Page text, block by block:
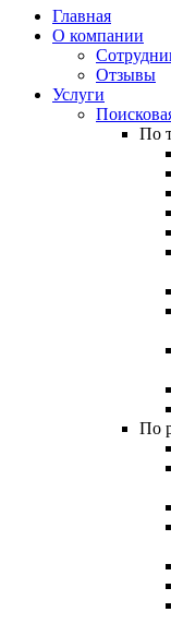
Главная
О компании
Отзывы
Услуги
По
По